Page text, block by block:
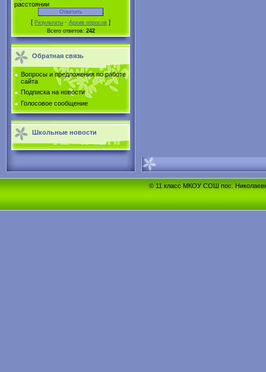
расстоянии
[ Результаты · Архив опросов ]
Всего ответов: 242
Обратная связь
Вопросы и предложения по работе
сайта
Подписка на новости
Голосовое сообщение
Школьные новости
© 11 класс МКОУ СОШ пос.